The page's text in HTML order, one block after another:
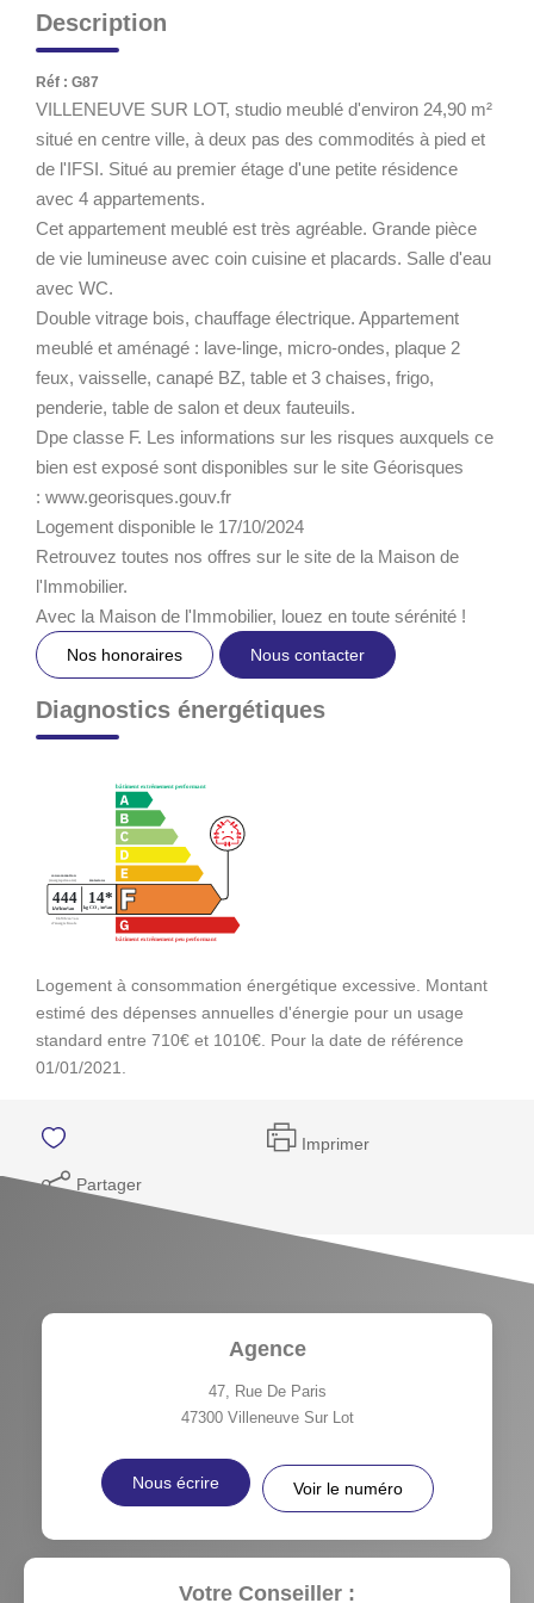
Description
Réf : G87
VILLENEUVE SUR LOT, studio meublé d'environ 24,90 m²
situé en centre ville, à deux pas des commodités à pied et
de l'IFSI. Situé au premier étage d'une petite résidence
avec 4 appartements.
Cet appartement meublé est très agréable. Grande pièce
de vie lumineuse avec coin cuisine et placards. Salle d'eau
avec WC.
Double vitrage bois, chauffage électrique. Appartement
meublé et aménagé : lave-linge, micro-ondes, plaque 2
feux, vaisselle, canapé BZ, table et 3 chaises, frigo,
penderie, table de salon et deux fauteuils.
Dpe classe F. Les informations sur les risques auxquels ce
bien est exposé sont disponibles sur le site Géorisques
: www.georisques.gouv.fr
Logement disponible le 17/10/2024
Retrouvez toutes nos offres sur le site de la Maison de
l'Immobilier.
Avec la Maison de l'Immobilier, louez en toute sérénité !
Nos honoraires Nous contacter
Diagnostics énergétiques
Logement à consommation énergétique excessive. Montant
estimé des dépenses annuelles d'énergie pour un usage
standard entre 710€ et 1010€. Pour la date de référence
01/01/2021.
Imprimer
Partager
Agence
47, Rue De Paris
47300 Villeneuve Sur Lot
Nous écrire Voir le numéro
Votre Conseiller :